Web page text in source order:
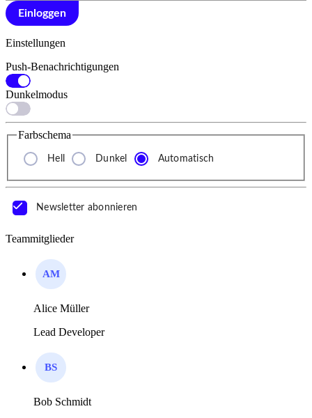
Einloggen
Einstellungen
Push-Benachrichtigungen
Dunkelmodus
Farbschema
Hell Dunkel Automatisch
Newsletter abonnieren
Teammitglieder
AM
Alice Müller
Lead Developer
BS
Bob Schmidt